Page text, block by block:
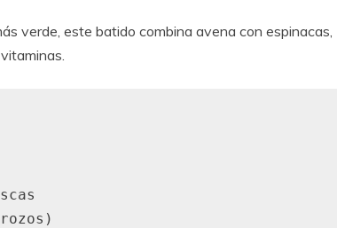
verde, este batido combina avena con espinacas,